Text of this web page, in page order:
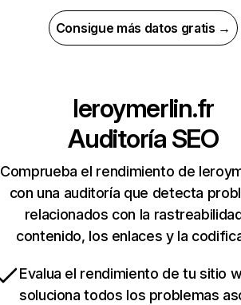
Consigue más datos gratis →
leroymerlin.fr
Auditoría SEO
Comprueba el rendimiento de
con una auditoría que detecta
relacionados con la
contenido, los enlaces y la
Evalua el rendimiento de tu sitio
soluciona todos los problemas